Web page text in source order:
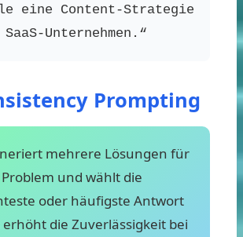
eine Content-Strategie
Unternehmen.“
Prompting
mehrere Lösungen für
und wählt die
oder häufigste Antwort
erhöht die Zuverlässigkeit bei